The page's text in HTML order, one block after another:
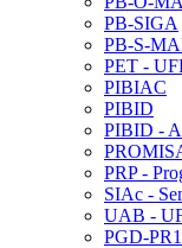
PB-SIGA
PB-S-
PET -
PIBIAC
PIBID
PIBID -
PRP -
SIAc -
UAB -
PGD-PR1